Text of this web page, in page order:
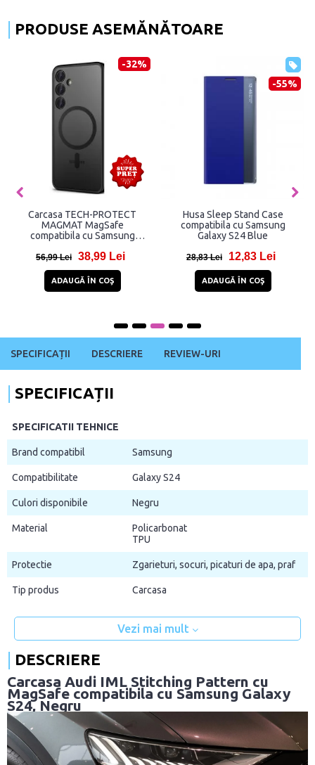
PRODUSE ASEMĂNĂTOARE
-32%
Carcasa TECH-PROTECT
MAGMAT MagSafe
compatibila cu Samsung
56,99 Lei 38,99 Lei
ADAUGĂ ÎN COŞ
-55%
Husa Sleep Stand Case
compatibila cu Samsung
Galaxy S24 Blue
28,83 Lei 12,83 Lei
ADAUGĂ ÎN COŞ
SPECIFICAȚII DESCRIERE REVIEW-URI
SPECIFICAȚII
SPECIFICATII TEHNICE
Brand compatibil Samsung
Compatibilitate Galaxy S24
Culori disponibile Negru
Material
Policarbonat
TPU
Protectie Zgarieturi, socuri, picaturi de apa, praf
Tip produs Carcasa
Vezi mai mult
DESCRIERE
Carcasa Audi IML Stitching Pattern cu
MagSafe compatibila cu Samsung Galaxy
S24, Negru